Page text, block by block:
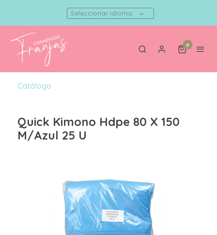
Seleccionar idioma
0
Catálogo
Quick Kimono Hdpe 80 X 150
M/Azul 25 U